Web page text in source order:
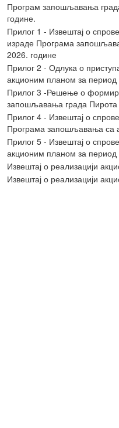
Програм запошљавања
године.
Прилог 1 - Извештај о
израде Програма
2026. године
Прилог 2 - Одлука о
акционим планом за
Прилог 3 -Решење о
запошљавања града
Прилог 4 - Извештај о
Програма запошљавања са
Прилог 5 - Извештај о
акционим планом за
Извештај о реализацији
Извештај о реализацији